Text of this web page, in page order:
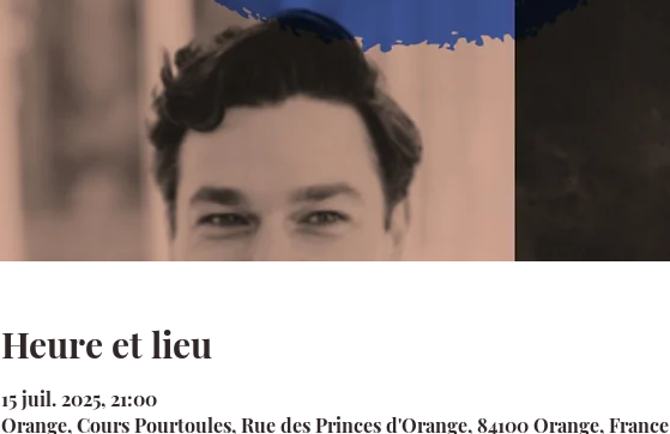
Heure et lieu
15 juil. 2025, 21:00
Orange, Cours Pourtoules, Rue des Princes d'Orange, 84100 Orange, France